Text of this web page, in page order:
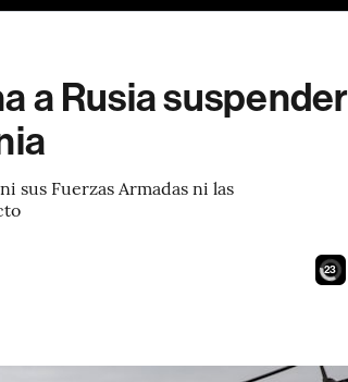
a Rusia suspender
sus Fuerzas Armadas ni las
21